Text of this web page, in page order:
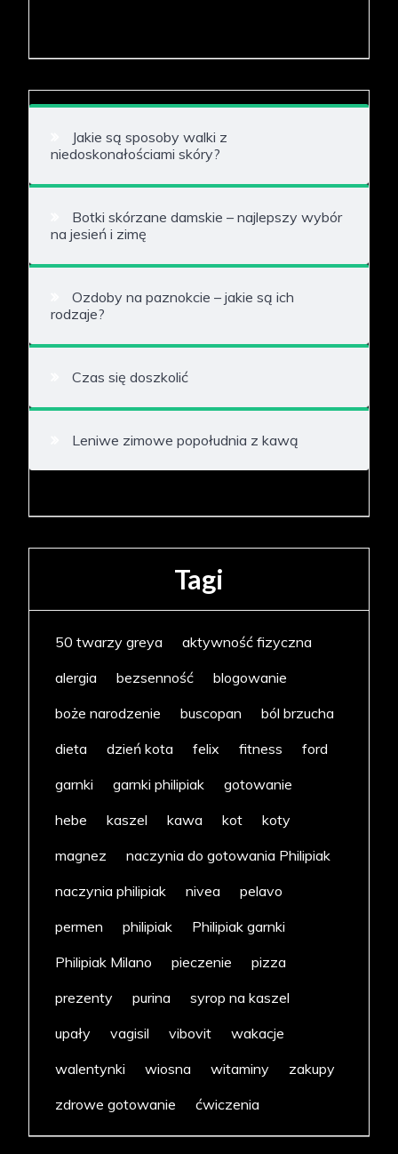
Jakie są sposoby walki z
niedoskonałościami skóry?
Botki skórzane damskie – najlepszy wybór
na jesień i zimę
Ozdoby na paznokcie – jakie są ich
rodzaje?
Czas się doszkolić
Leniwe zimowe popołudnia z kawą
Tagi
50 twarzy greya
aktywność fizyczna
alergia
bezsenność
blogowanie
boże narodzenie
buscopan
ból brzucha
dieta
dzień kota felix fitness
ford
garnki
garnki philipiak
gotowanie
hebe
kaszel kawa kot
koty
magnez
naczynia do gotowania Philipiak
naczynia philipiak
nivea
pelavo
permen
philipiak
Philipiak garnki
Philipiak Milano
pieczenie
pizza
prezenty
purina
syrop na kaszel
upały
vagisil vibovit
wakacje
walentynki
wiosna witaminy
zakupy
zdrowe gotowanie
ćwiczenia